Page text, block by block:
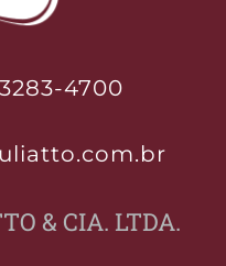
4700
& CIA. LTDA.